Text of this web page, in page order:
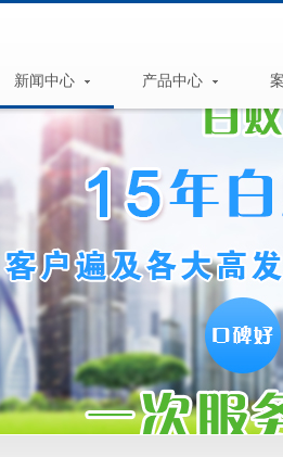
新闻中心 产品中心